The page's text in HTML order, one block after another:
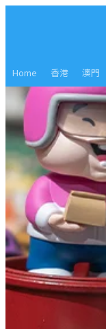
Home 香港 澳門